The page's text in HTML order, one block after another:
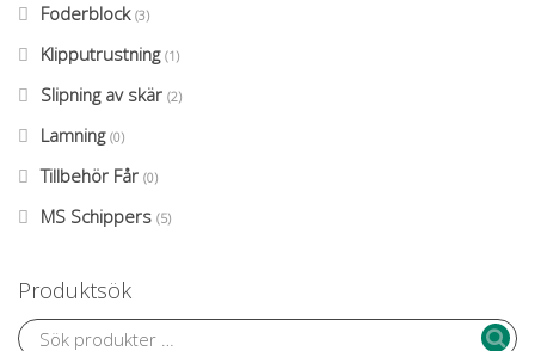
Foderblock (3)
Klipputrustning (1)
Slipning av skär (2)
Lamning (0)
Tillbehör Får (0)
MS Schippers (5)
Produktsök